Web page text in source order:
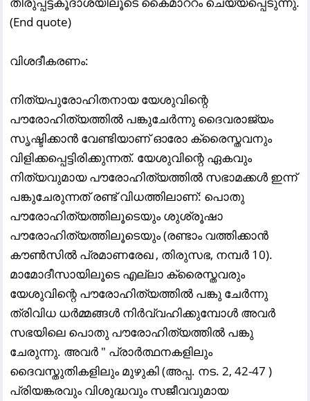
(End quote)
വിശദീകരണം:
നിത്യപുരോഹിതനായ യേശുവിന്റെ
പൗരോഹിത്യത്തിൽ പങ്കുചേർന്നു ദൈവരാജ്യം
സൃഷ്ടിക്കാൻ വേണ്ടിയാണ് ഓരോ ക്രൈസ്തവനും
വിളിക്കപ്പെട്ടിരിക്കുന്നത്. യേശുവിന്റെ ഏകവും
നിത്യവുമായ പൗരോഹിത്യത്തിൽ സഭാമക്കൾ ഇന്ന്
പങ്കുചേരുന്നത് രണ്ട് വിധത്തിലാണ്: പൊതു
പൗരോഹിത്യത്തിലൂടെയും ശുശ്രൂഷാ
പൗരോഹിത്യത്തിലൂടെയും (രണ്ടാം വത്തിക്കാൻ
കൗൺസിൽ പ്രമാണരേഖ , തിരുസഭ, നമ്പർ 10).
മാമോദീസായിലൂടെ എല്ലാ ക്രൈസ്തവരും
യേശുവിന്റെ പൗരോഹിത്യത്തിൽ പങ്കു ചേർന്നു
ത്രിവിധ ധർമ്മങ്ങൾ നിർവ്വഹിക്കുമ്പോൾ അവർ
സഭയിലെ പൊതു പൗരോഹിത്യത്തിൽ പങ്കു
ചേരുന്നു. അവർ " പ്രാർത്ഥനകളിലും
ദൈവസ്തുതികളിലും മുഴുകി (അപ്പ. നട. 2, 42-47 )
പ്രിയങ്കരവും വിശുദ്ധവും സജീവവുമായ